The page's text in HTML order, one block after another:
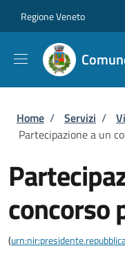
Regione Veneto
Briciole di
Home / Servizi /
Partecipazione a un
concorso
(